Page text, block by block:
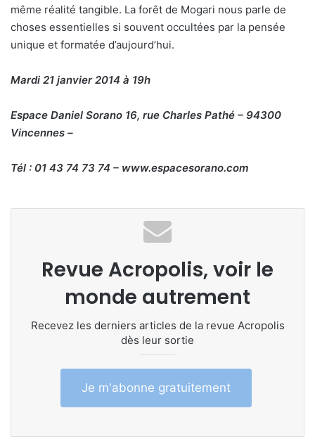
même réalité tangible. La forêt de Mogari nous parle de
choses essentielles si souvent occultées par la pensée
unique et formatée d’aujourd’hui.
Mardi 21 janvier 2014 à 19h
Espace Daniel Sorano 16, rue Charles Pathé – 94300
Vincennes –
Tél : 01 43 74 73 74 – www.espacesorano.com
Revue Acropolis, voir le
monde autrement
Recevez les derniers articles de la revue Acropolis
dès leur sortie
Je m'abonne gratuitement